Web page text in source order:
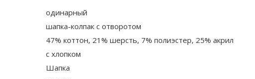
одинарный
шапка-колпак с отворотом
47% коттон, 21% шерсть, 7% полиэстер, 25% акрил
с хлопком
Шапка